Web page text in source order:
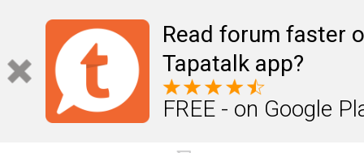
Read forum faster
Tapatalk app?
FREE - on Google